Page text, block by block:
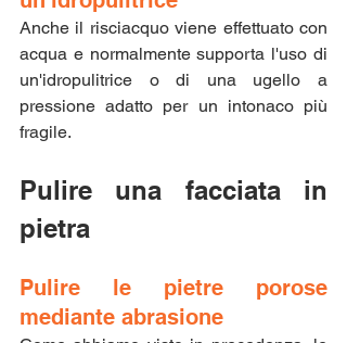
Anche il risciacquo viene effettuato con
acqua e normalmente supporta l'uso di
un'idropulitrice o di una ugello a
pressione adatto per un intonaco più
fragile.
Pulire una facciata in
pietra
Pulire le pietre porose
mediante abrasione